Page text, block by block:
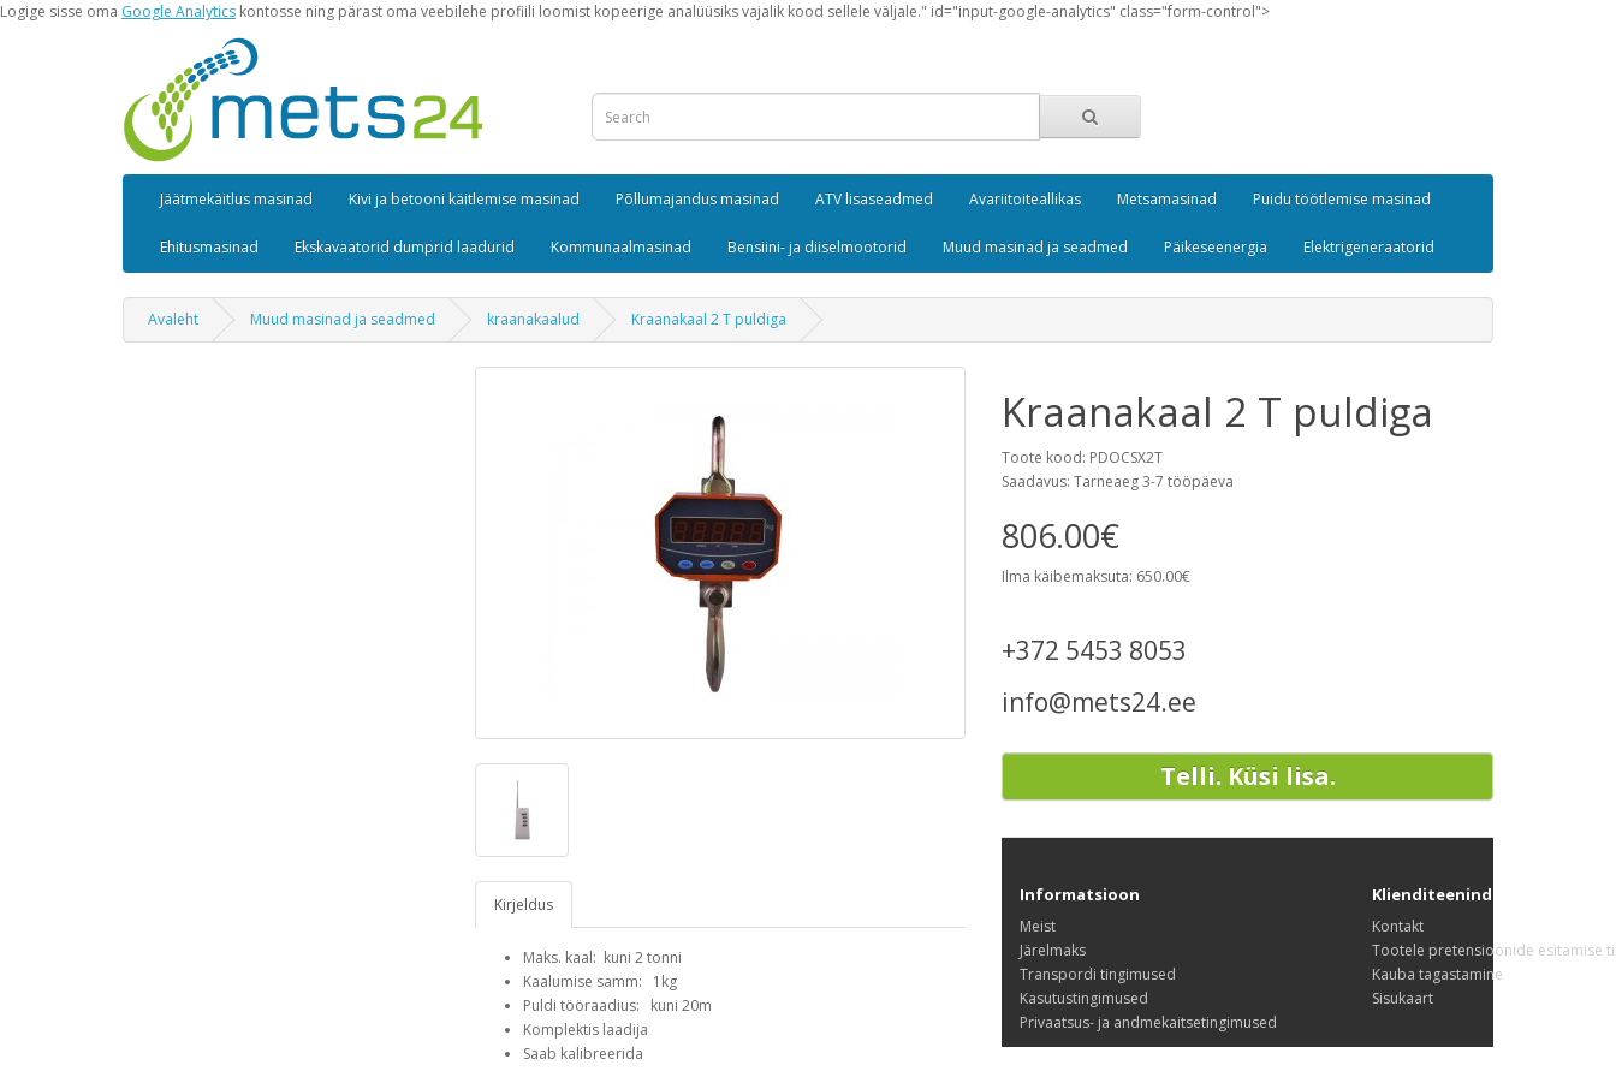
Logige sisse oma Google Analytics kontosse ning pärast oma veebilehe profiili loomist kopeerige analüüsiks vajalik kood sellele väljale." id="input-google-analytics" class="form-control">
Jäätmekäitlus masinad Kivi ja betooni käitlemise masinad Põllumajandus masinad ATV lisaseadmed Avariitoiteallikas Metsamasinad Puidu töötlemise masinad
Ehitusmasinad Ekskavaatorid dumprid laadurid Kommunaalmasinad Bensiini- ja diiselmootorid Muud masinad ja seadmed Päikeseenergia Elektrigeneraatorid
Avaleht Muud masinad ja seadmed kraanakaalud Kraanakaal 2 T puldiga
Kirjeldus
Maks. kaal: kuni 2 tonni
Kaalumise samm: 1kg
Puldi tööraadius: kuni 20m
Komplektis laadija
Saab kalibreerida
Kraanakaal 2 T puldiga
Toote kood: PDOCSX2T
Saadavus: Tarneaeg 3-7 tööpäeva
806.00€
Ilma käibemaksuta: 650.00€
+372 5453 8053
info@mets24.ee
Telli. Küsi lisa.
Informatsioon
Meist
Järelmaks
Transpordi tingimused
Kasutustingimused
Privaatsus- ja andmekaitsetingimused
Klienditeenindus
Kontakt
Tootele pretensioonide esitamise
Kauba tagastamine
Sisukaart